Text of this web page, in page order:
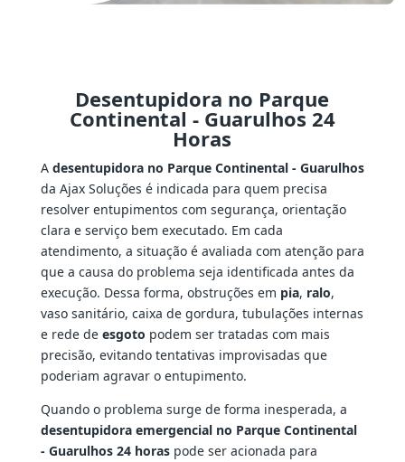
Desentupidora no Parque
Continental - Guarulhos 24
Horas
A desentupidora no Parque Continental - Guarulhos
da Ajax Soluções é indicada para quem precisa
resolver entupimentos com segurança, orientação
clara e serviço bem executado. Em cada
atendimento, a situação é avaliada com atenção para
que a causa do problema seja identificada antes da
execução. Dessa forma, obstruções em pia, ralo,
vaso sanitário, caixa de gordura, tubulações internas
e rede de esgoto podem ser tratadas com mais
precisão, evitando tentativas improvisadas que
poderiam agravar o entupimento.
Quando o problema surge de forma inesperada, a
desentupidora emergencial no Parque Continental
- Guarulhos 24 horaspode ser acionada para